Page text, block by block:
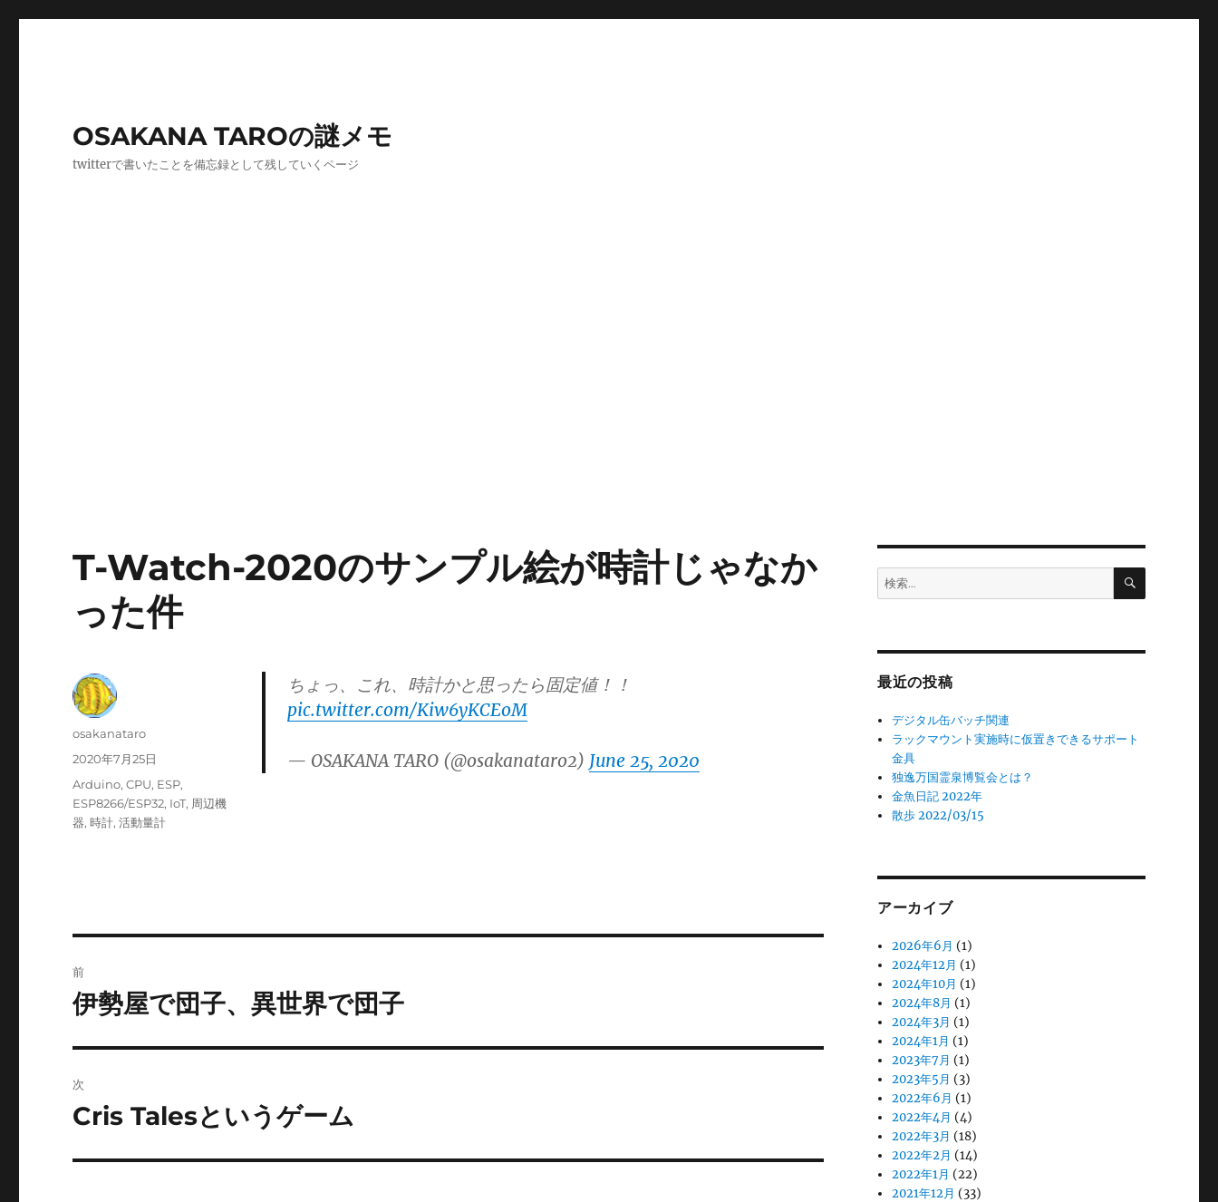
OSAKANA TAROの謎メモ
twitterで書いたことを備忘録として残していくページ
T-Watch-2020のサンプル絵が時計じゃなか
った件
ちょっ、これ、時計かと思ったら固定値！！
pic.twitter.com/Kiw6yKCEoM
— OSAKANA TARO (@osakanataro2) June 25, 2020
投
osakanataro
投
2020年7月25日
カ
テ
ゴ
Arduino,CPU, ESP,
ESP8266/ESP32, IoT, 周辺機
器,時計,活動量計
稿
ゲ
前
前
投
稿:
伊勢屋で団子、異世界で団子
次
次
投
Cris Talesというゲーム
検
索:
検
最近の投稿
デジタル缶バッチ関連
ラックマウント実施時に仮置きできるサポート
金具
独逸万国霊泉博覧会とは？
金魚日記 2022年
散歩 2022/03/15
アーカイブ
2026年6月 (1)
2024年12月 (1)
2024年10月 (1)
2024年8月 (1)
2024年3月 (1)
2024年1月 (1)
2023年7月 (1)
2023年5月 (3)
2022年6月 (1)
2022年4月 (4)
2022年3月 (18)
2022年2月 (14)
2022年1月 (22)
2021年12月 (33)